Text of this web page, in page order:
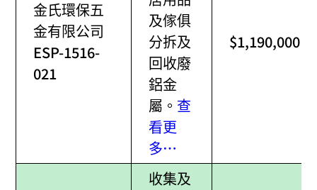
金氏環保五
金有限公司
ESP-1516-
021
及傢俱
分拆及
回收廢
鋁金
屬。 查
看更
多…
$1,190,000
收集及